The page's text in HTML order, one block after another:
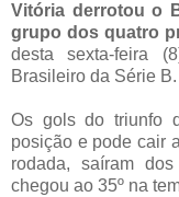
Vitória derrotou o
grupo dos quatro
desta sexta-feira
Brasileiro da Série B.
Os gols do triunfo
posição e pode cair
rodada, saíram
chegou ao 35º na